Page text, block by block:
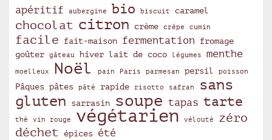
apéritif aubergine bio biscuit caramel
chocolat citron crème crêpe cumin
facile fait-maison fermentation
fromage
goûter
gâteau hiver lait de coco légumes menthe
moelleux Noël pain Paris parmesan persil poisson
Pâques pâtes pâté rapide risotto safran
sans
gluten
sarrasin soupe tapas tarte
thé vin rouge végétarien vélouté
zéro
déchet
épices été